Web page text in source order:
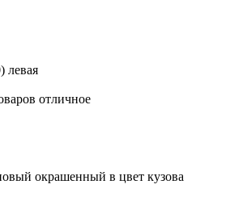
левая
отличное
окрашенный в цвет кузова